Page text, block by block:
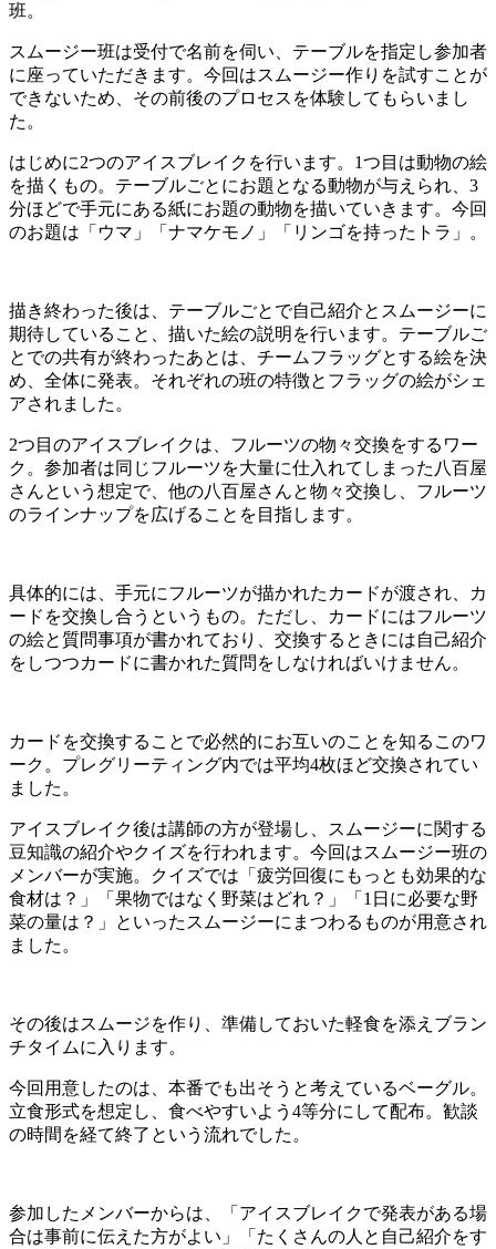
班。
スムージー班は受付で名前を伺い、テーブルを指定し参加者
に座っていただきます。今回はスムージー作りを試すことが
できないため、その前後のプロセスを体験してもらいまし
た。
はじめに2つのアイスブレイクを行います。1つ目は動物の絵
を描くもの。テーブルごとにお題となる動物が与えられ、3
分ほどで手元にある紙にお題の動物を描いていきます。今回
のお題は「ウマ」「ナマケモノ」「リンゴを持ったトラ」。
描き終わった後は、テーブルごとで自己紹介とスムージーに
期待していること、描いた絵の説明を行います。テーブルご
とでの共有が終わったあとは、チームフラッグとする絵を決
め、全体に発表。それぞれの班の特徴とフラッグの絵がシェ
アされました。
2つ目のアイスブレイクは、フルーツの物々交換をするワー
ク。参加者は同じフルーツを大量に仕入れてしまった八百屋
さんという想定で、他の八百屋さんと物々交換し、フルーツ
のラインナップを広げることを目指します。
具体的には、手元にフルーツが描かれたカードが渡され、カ
ードを交換し合うというもの。ただし、カードにはフルーツ
の絵と質問事項が書かれており、交換するときには自己紹介
をしつつカードに書かれた質問をしなければいけません。
カードを交換することで必然的にお互いのことを知るこのワ
ーク。プレグリーティング内では平均4枚ほど交換されてい
ました。
アイスブレイク後は講師の方が登場し、スムージーに関する
豆知識の紹介やクイズを行われます。今回はスムージー班の
メンバーが実施。クイズでは「疲労回復にもっとも効果的な
食材は？」「果物ではなく野菜はどれ？」「1日に必要な野
菜の量は？」といったスムージーにまつわるものが用意され
ました。
その後はスムージを作り、準備しておいた軽食を添えブラン
チタイムに入ります。
今回用意したのは、本番でも出そうと考えているベーグル。
立食形式を想定し、食べやすいよう4等分にして配布。歓談
の時間を経て終了という流れでした。
参加したメンバーからは、「アイスブレイクで発表がある場
合は事前に伝えた方がよい」「たくさんの人と自己紹介をす